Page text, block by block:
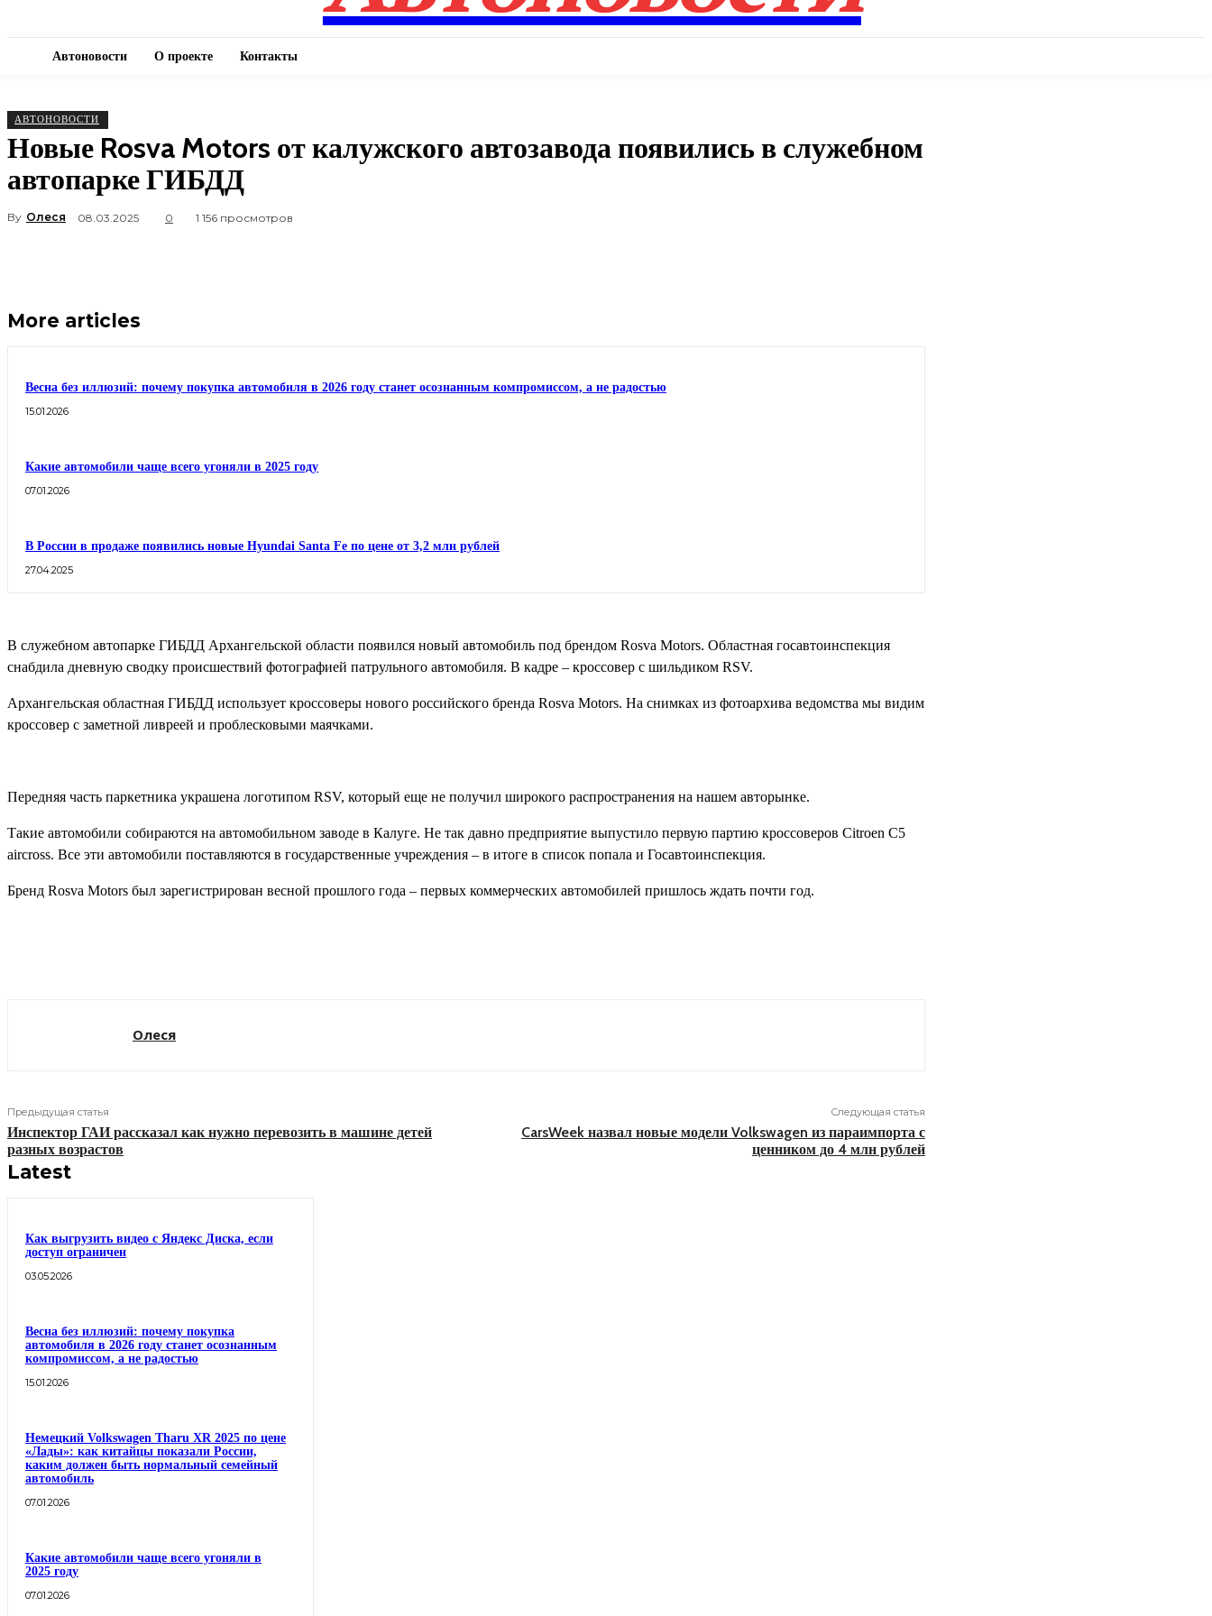
Автоновости О проекте Контакты
АВТОНОВОСТИ
Новые Rosva Motors от калужского автозавода появились в служебном
автопарке ГИБДД
By Олеся 08.03.2025 0 1 156 просмотров
More articles
Весна без иллюзий: почему покупка автомобиля в 2026 году станет осознанным компромиссом, а не радостью
15.01.2026
Какие автомобили чаще всего угоняли в 2025 году
07.01.2026
В России в продаже появились новые Hyundai Santa Fe по цене от 3,2 млн рублей
27.04.2025
В служебном автопарке ГИБДД Архангельской области появился новый автомобиль под брендом Rosva Motors. Областная госавтоинспекция
снабдила дневную сводку происшествий фотографией патрульного автомобиля. В кадре – кроссовер с шильдиком RSV.
Архангельская областная ГИБДД использует кроссоверы нового российского бренда Rosva Motors. На снимках из фотоархива ведомства мы видим
кроссовер с заметной ливреей и проблесковыми маячками.
Передняя часть паркетника украшена логотипом RSV, который еще не получил широкого распространения на нашем авторынке.
Такие автомобили собираются на автомобильном заводе в Калуге. Не так давно предприятие выпустило первую партию кроссоверов Citroen C5
aircross. Все эти автомобили поставляются в государственные учреждения – в итоге в список попала и Госавтоинспекция.
Бренд Rosva Motors был зарегистрирован весной прошлого года – первых коммерческих автомобилей пришлось ждать почти год.
Олеся
Предыдущая статья
Инспектор ГАИ рассказал как нужно перевозить в машине детей
разных возрастов
Следующая статья
CarsWeek назвал новые модели Volkswagen из параимпорта с
ценником до 4 млн рублей
Latest
Как выгрузить видео с Яндекс Диска, если
доступ ограничен
03.05.2026
Весна без иллюзий: почему покупка
автомобиля в 2026 году станет осознанным
компромиссом, а не радостью
15.01.2026
Немецкий Volkswagen Tharu XR 2025 по цене
«Лады»: как китайцы показали России,
каким должен быть нормальный семейный
автомобиль
07.01.2026
Какие автомобили чаще всего угоняли в
2025 году
07.01.2026